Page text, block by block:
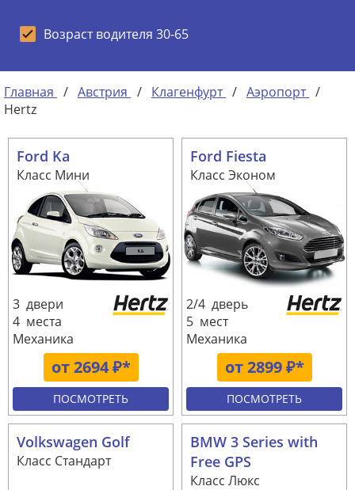
Возраст водителя 30-65
Главная / Австрия / Клагенфурт / Аэропорт /
Hertz
Ford Ka
Класс Мини
от 2694 ₽*
3 двери
4 места
Механика
ПОСМОТРЕТЬ
Ford Fiesta
Класс Эконом
от 2899 ₽*
2/4 дверь
5 мест
Механика
ПОСМОТРЕТЬ
Volkswagen Golf
Класс Стандарт
BMW 3 Series with
Free GPS
Класс Люкс